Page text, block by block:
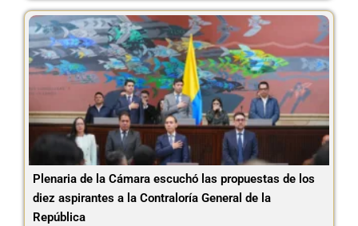
Plenaria de la Cámara escuchó las propuestas de los
diez aspirantes a la Contraloría General de la
República